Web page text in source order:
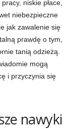
niskie płace,
niebezpieczne
jak zawalenie się
prawdę o tym,
tanią odzieżą.
mogą
i przyczynia się
nawyki